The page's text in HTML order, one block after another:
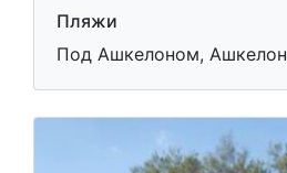
Пляжи
Под Ашкелоном, Ашкелон